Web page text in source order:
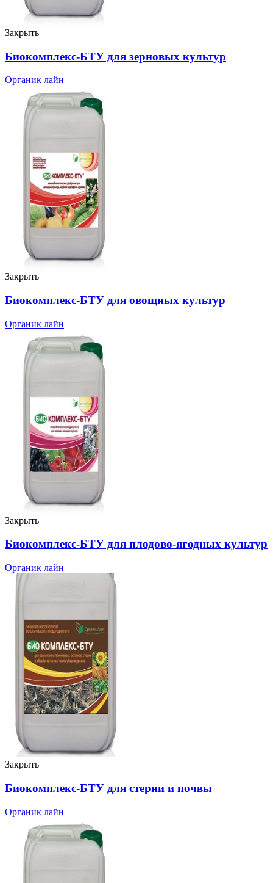
Закрыть
Биокомплекс-БТУ для зерновых культур
Органик лайн
Закрыть
Биокомплекс-БТУ для овощных культур
Органик лайн
Закрыть
Биокомплекс-БТУ для плодово-ягодных культур
Органик лайн
Закрыть
Биокомплекс-БТУ для стерни и почвы
Органик лайн